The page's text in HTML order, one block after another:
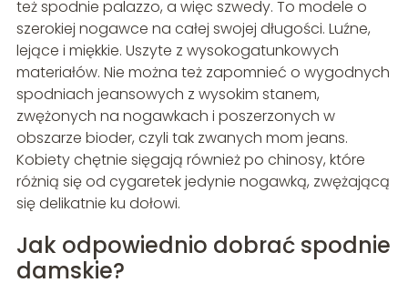
też spodnie palazzo, a więc szwedy. To modele o
szerokiej nogawce na całej swojej długości. Luźne,
lejące i miękkie. Uszyte z wysokogatunkowych
materiałów. Nie można też zapomnieć o wygodnych
spodniach jeansowych z wysokim stanem,
zwężonych na nogawkach i poszerzonych w
obszarze bioder, czyli tak zwanych mom jeans.
Kobiety chętnie sięgają również po chinosy, które
różnią się od cygaretek jedynie nogawką, zwężającą
się delikatnie ku dołowi.
Jak odpowiednio dobrać spodnie
damskie?